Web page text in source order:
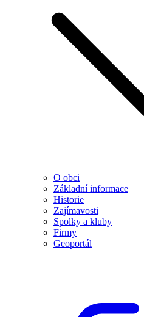
O obci
Základní informace
Historie
Zajímavosti
Spolky a kluby
Firmy
Geoportál